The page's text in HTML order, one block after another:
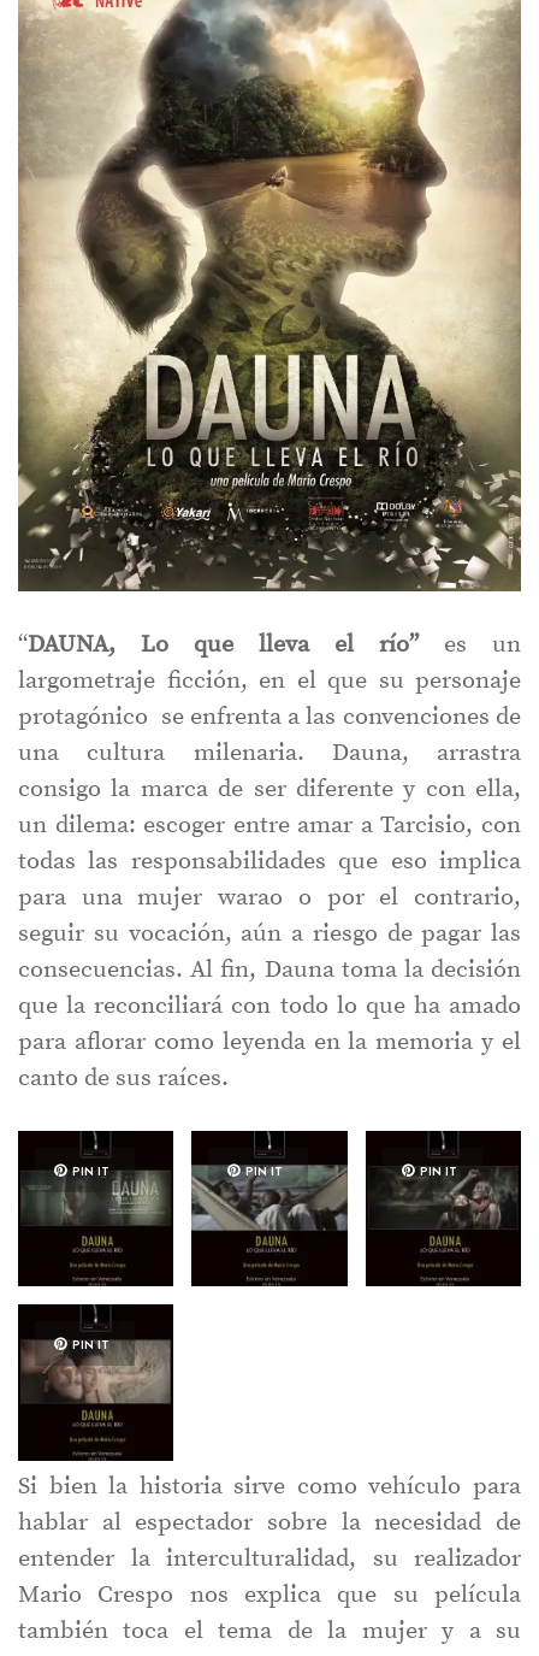
“DAUNA, Lo que lleva el río”es un
largometraje ficción, en el que su personaje
protagónico se enfrenta a las convenciones de
una cultura milenaria. Dauna, arrastra
consigo la marca de ser diferente y con ella,
un dilema: escoger entre amar a Tarcisio, con
todas las responsabilidades que eso implica
para una mujer warao o por el contrario,
seguir su vocación, aún a riesgo de pagar las
consecuencias. Al fin, Dauna toma la decisión
que la reconciliará con todo lo que ha amado
para aflorar como leyenda en la memoria y el
canto de sus raíces.
PIN IT PIN IT PIN IT
PIN IT
Si bien la historia sirve como vehículo para
hablar al espectador sobre la necesidad de
entender la interculturalidad, su realizador
Mario Crespo nos explica que su película
también toca el tema de la mujer y a su